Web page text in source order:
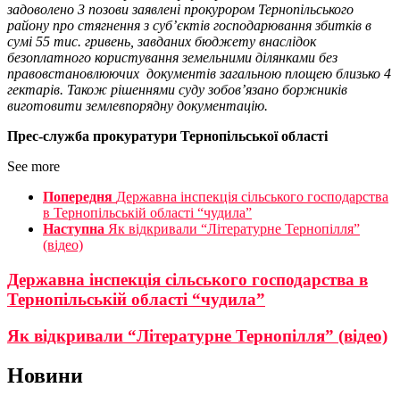
задоволено 3 позови заявлені прокурором Тернопільського
району про стягнення з суб’єктів господарювання збитків в
сумі 55 тис. гривень, завданих бюджету внаслідок
безоплатного користування земельними ділянками без
правовстановлюючих документів загальною площею близько 4
гектарів. Також рішеннями суду зобов’язано боржників
виготовити землевпорядну документацію.
Прес-служба прокуратури Тернопільської області
See more
Попередня Державна інспекція сільського господарства
в Тернопільській області “чудила”
Наступна Як відкривали “Літературне Тернопілля”
(відео)
Державна інспекція сільського господарства в
Тернопільській області “чудила”
Як відкривали “Літературне Тернопілля” (відео)
Новини